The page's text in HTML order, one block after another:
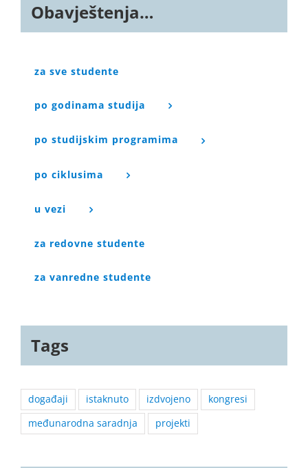
Obavještenja…
za sve studente
po godinama studija
po studijskim programima
po ciklusima
u vezi
za redovne studente
za vanredne studente
Tags
događaji istaknuto izdvojeno
kongresi
međunarodna saradnja
projekti